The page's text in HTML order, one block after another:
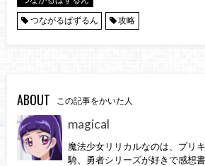
つながるぱずるん
攻略
ABOUT この記事をかいた人
magical
魔法少女リリカルなのは、プリ
騎、勇者シリーズが好きで感想